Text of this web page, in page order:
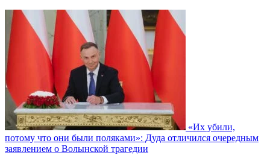
«Их убили,
потому что они были поляками»: Дуда отличился очередным
заявлением о Волынской трагедии